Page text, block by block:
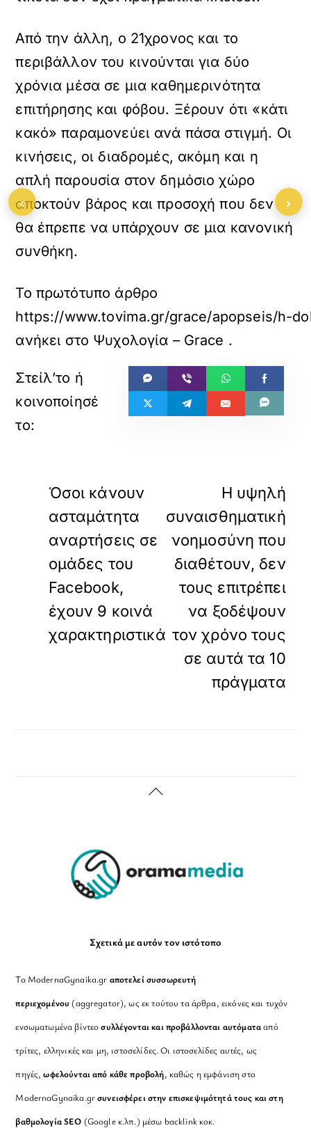
Από την άλλη, ο 21χρονος και το
περιβάλλον του κινούνται για δύο
χρόνια μέσα σε μια καθημερινότητα
επιτήρησης και φόβου. Ξέρουν ότι «κάτι
κακό» παραμονεύει ανά πάσα στιγμή. Οι
κινήσεις, οι διαδρομές, ακόμη και η
απλή παρουσία στον δημόσιο χώρο
αποκτούν βάρος και προσοχή που δεν
θα έπρεπε να υπάρχουν σε μια κανονική
συνθήκη.
Το πρωτότυπο άρθρο
https://www.tovima.gr/grace/apopseis/h-
ανήκει στο Ψυχολογία – Grace .
Όσοι κάνουν
ασταμάτητα
αναρτήσεις σε
ομάδες του
Facebook,
έχουν 9 κοινά
χαρακτηριστικά
Η υψηλή
συναισθηματική
νοημοσύνη που
διαθέτουν, δεν
τους επιτρέπει
να ξοδέψουν
τον χρόνο τους
σε αυτά τα 10
πράγματα
Back
Σχετικά με αυτόν τον ιστότοπο
Το ModernaGynaika.gr αποτελεί συσσωρευτή
περιεχομένου (aggregator), ως εκ τούτου τα άρθρα, εικόνες και τυχόν
ενσωματωμένα βίντεοσυλλέγονται και προβάλλονται αυτόματααπό
τρίτες, ελληνικές και μη, ιστοσελίδες. Οι ιστοσελίδες αυτές, ως
πηγές,ωφελούνται από κάθε προβολή, καθώς η εμφάνιση στο
ModernaGynaika.grσυνεισφέρει στην επισκεψιμότητά τους και στη
βαθμολογία SEO (Google κ.λπ.) μέσω backlink κοκ.
‹ ›